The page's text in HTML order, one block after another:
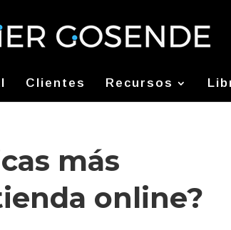
Clientes Recursos
más
online?